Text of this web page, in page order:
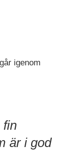
igenom
fin
är i god